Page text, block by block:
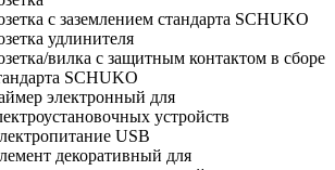
с заземлением стандарта SCHUKO
удлинителя
вилка с защитным контактом в сборе
SCHUKO
электронный для
устройств
USB
декоративный для